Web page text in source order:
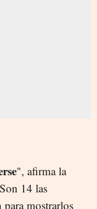
", afirma la
14 las
para mostrarlos